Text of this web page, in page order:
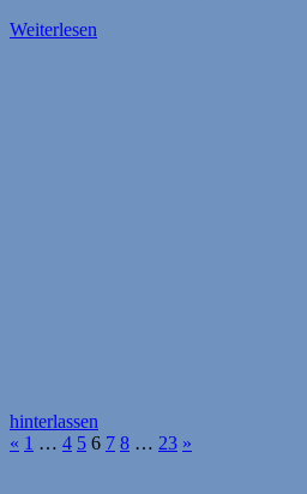
Weiterlesen
hinterlassen
Seitennummerierung
« Vorherige
1 … 4 5 6 7 8 … 23 Nächste
»